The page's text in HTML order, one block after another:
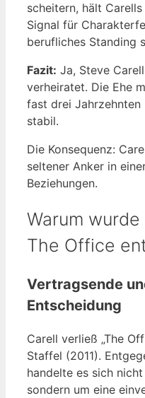
scheitern, hält
Signal für
berufliches Standing
Fazit: Ja, Steve
verheiratet. Die Ehe
fast drei
stabil.
Die Konsequenz:
seltener Anker in
Beziehungen.
Warum
The Office
Vertragsende
Entscheidung
Carell verließ „The
Staffel (2011).
handelte es sich
sondern um eine